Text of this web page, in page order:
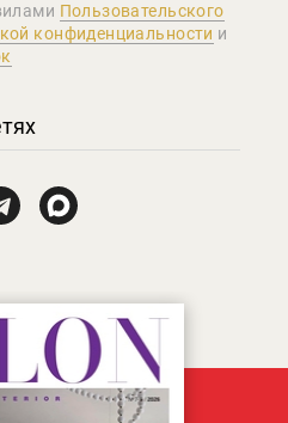
Пользовательского
конфиденциальности и